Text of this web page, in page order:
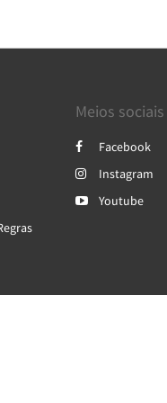
Meios sociais
Facebook
Instagram
Youtube